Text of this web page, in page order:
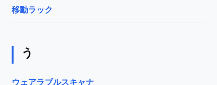
移動ラック
う
ウェアラブルスキャナ